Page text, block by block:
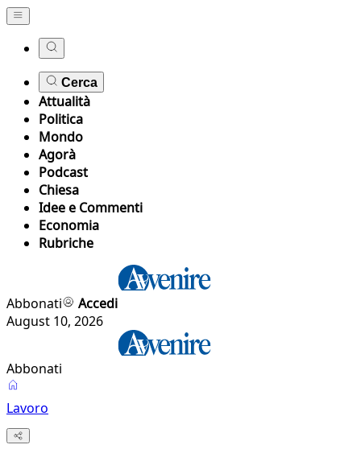
Cerca
Attualità
Politica
Mondo
Agorà
Podcast
Chiesa
Idee e Commenti
Economia
Rubriche
Abbonati
Accedi
August 10, 2026
Abbonati
Lavoro